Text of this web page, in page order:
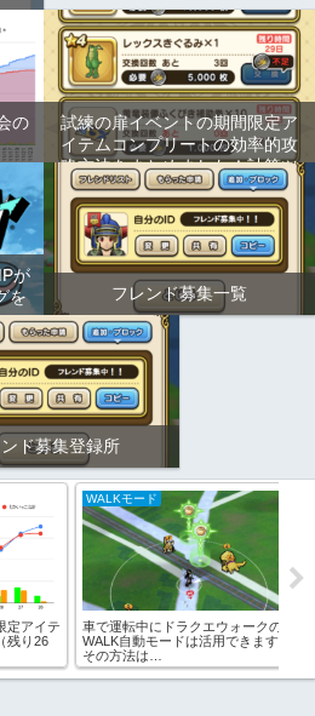
の
試練の扉イベントの期間限定ア
イテムコンプリートの効率的攻
略方法をまとめました！計算ツ
ールもあります！
が
を
フレンド募集一覧
ド募集登録所
イテ
26
WALKモード
車で運転中にドラクエウォークの
WALK自動モードは活用できます！
その方法は…